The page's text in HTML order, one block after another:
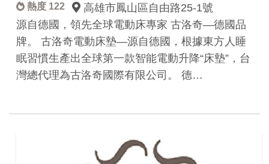
熱度 122
高雄市鳳山區自由路25-1號
源自德國，領先全球電動床專家 古洛奇—德國品
牌。 古洛奇電動床墊—源自德國，根據東方人睡
眠習慣生產出全球第一款智能電動升降“床墊”，台
灣總代理為古洛奇國際有限公司。 德…